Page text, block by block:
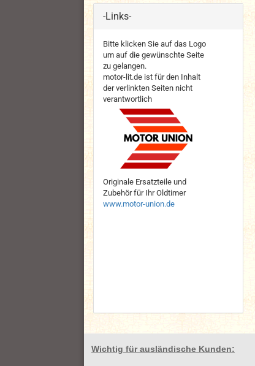
-Links-
Bitte klicken Sie auf das Logo
um auf die gewünschte Seite
zu gelangen.
motor-lit.de ist für den Inhalt
der verlinkten Seiten nicht
verantwortlich
Originale Ersatzteile und
Zubehör für Ihr Oldtimer
www.motor-union.de
Wichtig für ausländische Kunden: